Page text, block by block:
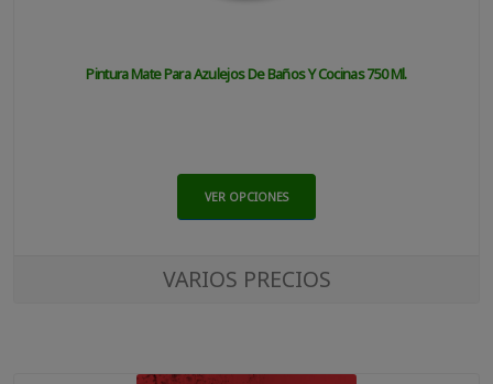
Pintura Mate Para Azulejos De Baños Y Cocinas 750 Ml.
VER OPCIONES
VARIOS PRECIOS